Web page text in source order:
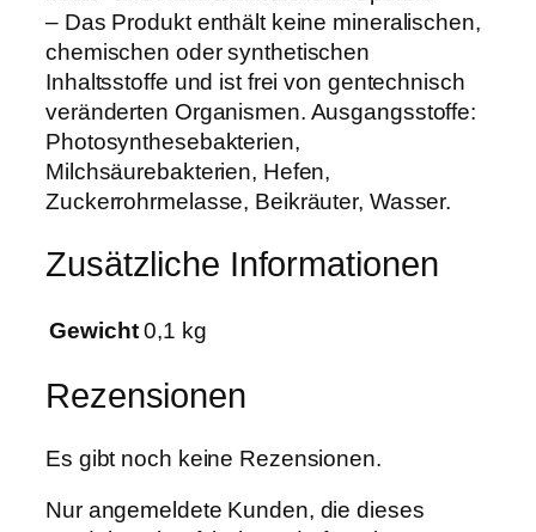
– Das Produkt enthält keine mineralischen,
chemischen oder synthetischen
Inhaltsstoffe und ist frei von gentechnisch
veränderten Organismen. Ausgangsstoffe:
Photosynthesebakterien,
Milchsäurebakterien, Hefen,
Zuckerrohrmelasse, Beikräuter, Wasser.
Zusätzliche Informationen
Gewicht 0,1 kg
Rezensionen
Es gibt noch keine Rezensionen.
Nur angemeldete Kunden, die dieses